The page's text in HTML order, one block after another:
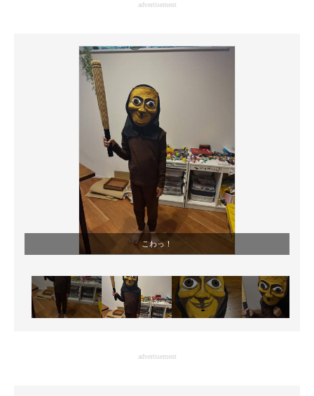
製造業のIT導入・活用を支援
モノづくり技術者専門サイト
エレクトロニクス専門サイト
電子設計の基本と応用
エネルギーの専門メディア
建設×テクノロジーの最前線
ちょっと気になるネットの話題
advertisement
こわっ！
advertisement